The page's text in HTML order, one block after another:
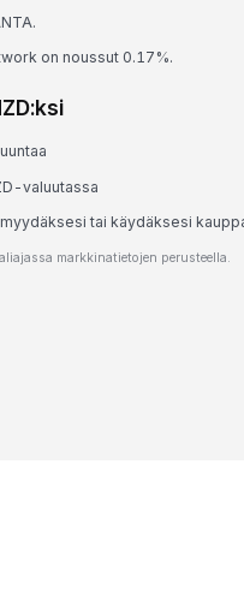
on noussut 0.17%.
valuutassa
tai käydäksesi
markkinatietojen perusteella.